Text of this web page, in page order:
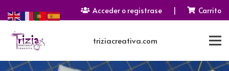
Acceder o registrase | Carrito
triziacreativa.com